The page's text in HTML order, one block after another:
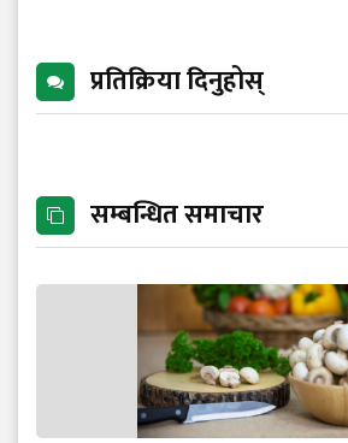
प्रतिक्रिया दिनुहोस्
सम्बन्धित समाचार